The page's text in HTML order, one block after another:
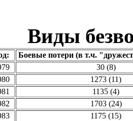
Виды
Боевые потери (в т.ч.
30 (8)
1273 (11)
1135 (4)
1703 (24)
1175 (15)